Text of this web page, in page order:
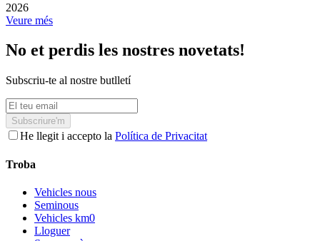
2026
Veure més
No et perdis les nostres novetats!
Subscriu-te al nostre butlletí
Subscriure'm
He llegit i accepto la Política de Privacitat
Troba
Vehicles nous
Seminous
Vehicles km0
Lloguer